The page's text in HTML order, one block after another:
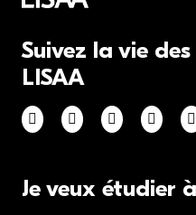
Suivez la vie
LISAA
Je veux étudier à